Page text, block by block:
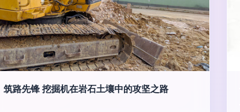
筑路先锋 挖掘机在岩石土壤中的攻坚之路